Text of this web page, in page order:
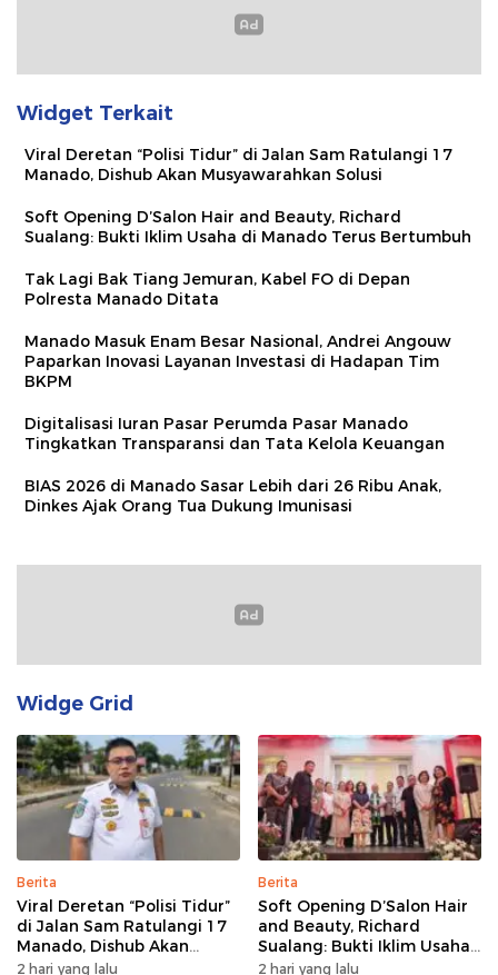
Widget Terkait
Viral Deretan “Polisi Tidur” di Jalan Sam Ratulangi 17
Manado, Dishub Akan Musyawarahkan Solusi
Soft Opening D’Salon Hair and Beauty, Richard
Sualang: Bukti Iklim Usaha di Manado Terus Bertumbuh
Tak Lagi Bak Tiang Jemuran, Kabel FO di Depan
Polresta Manado Ditata
Manado Masuk Enam Besar Nasional, Andrei Angouw
Paparkan Inovasi Layanan Investasi di Hadapan Tim
BKPM
Digitalisasi Iuran Pasar Perumda Pasar Manado
Tingkatkan Transparansi dan Tata Kelola Keuangan
BIAS 2026 di Manado Sasar Lebih dari 26 Ribu Anak,
Dinkes Ajak Orang Tua Dukung Imunisasi
Widge Grid
Berita
Viral Deretan “Polisi Tidur”
di Jalan Sam Ratulangi 17
Manado, Dishub Akan
Musyawarahkan Solusi
2 hari yang lalu
Berita
Soft Opening D’Salon Hair
and Beauty, Richard
Sualang: Bukti Iklim Usaha
di Manado Terus
2 hari yang lalu